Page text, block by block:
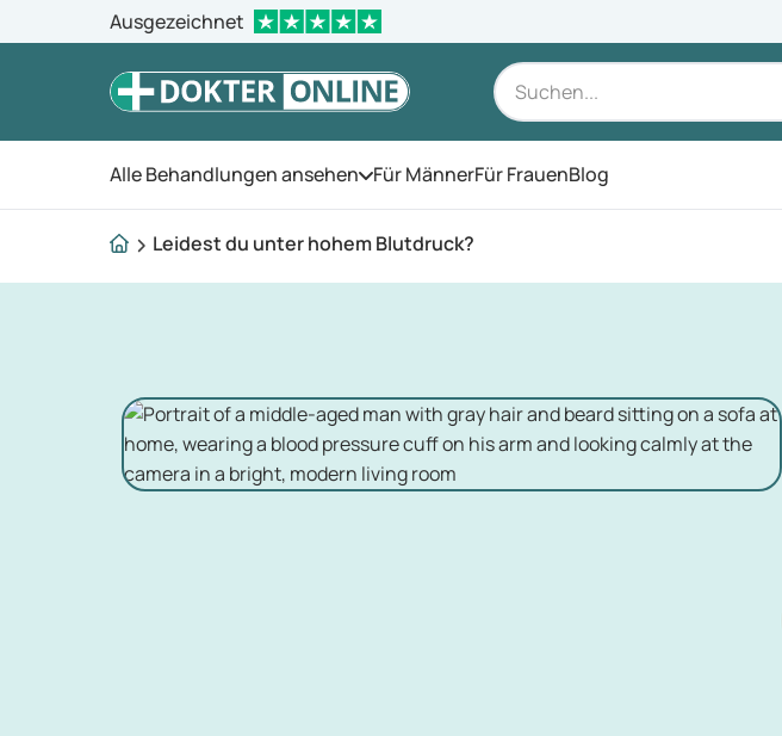
Ausgezeichnet
Alle Behandlungen ansehen Öffnen Sie das Menü
Für MännerFür FrauenBlog
Leidest du unter hohem Blutdruck?